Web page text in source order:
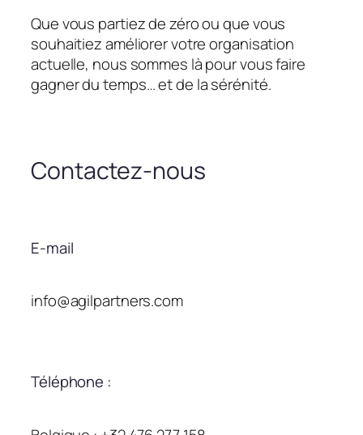
Que vous partiez de zéro ou que vous
souhaitiez améliorer votre organisation
actuelle, nous sommes là pour vous faire
gagner du temps… et de la sérénité.
Contactez-nous
E-mail
info@agilpartners.com
Téléphone :